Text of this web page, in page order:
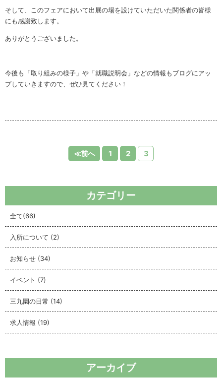
そして、このフェアにおいて出展の場を設けていただいた関係者の皆様
にも感謝致します。
ありがとうございました。
今後も「取り組みの様子」や「就職説明会」などの情報もブログにアッ
プしていきますので、ぜひ見てください！
≪前へ 1 2 3
カテゴリー
全て(66)
入所について (2)
お知らせ (34)
イベント (7)
三九園の日常 (14)
求人情報 (19)
アーカイブ